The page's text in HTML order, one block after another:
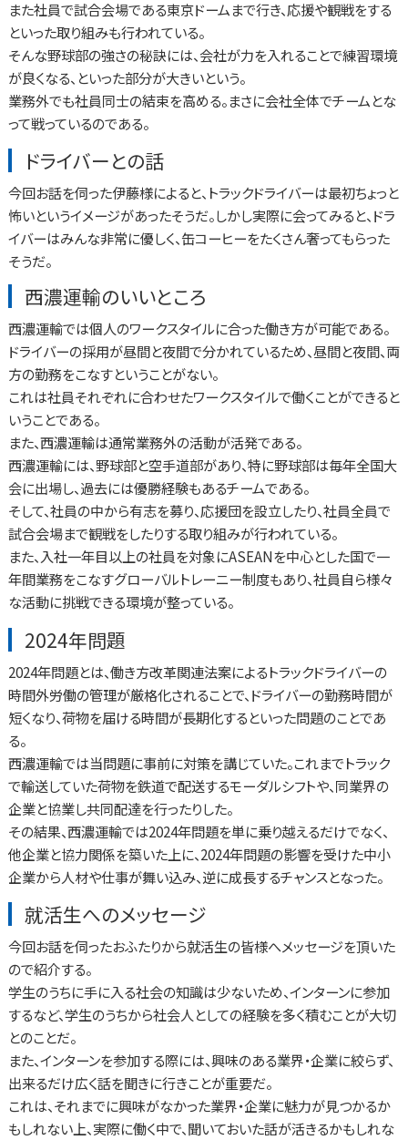
また社員で試合会場である東京ドームまで行き、応援や観戦をする
といった取り組みも行われている。
そんな野球部の強さの秘訣には、会社が力を入れることで練習環境
が良くなる、といった部分が大きいという。
業務外でも社員同士の結束を高める。まさに会社全体でチームとな
って戦っているのである。
ドライバーとの話
今回お話を伺った伊藤様によると、トラックドライバーは最初ちょっと
怖いというイメージがあったそうだ。しかし実際に会ってみると、ドラ
イバーはみんな非常に優しく、缶コーヒーをたくさん奢ってもらった
そうだ。
西濃運輸のいいところ
西濃運輸では個人のワークスタイルに合った働き方が可能である。
ドライバーの採用が昼間と夜間で分かれているため、昼間と夜間、両
方の勤務をこなすということがない。
これは社員それぞれに合わせたワークスタイルで働くことができると
いうことである。
また、西濃運輸は通常業務外の活動が活発である。
西濃運輸には、野球部と空手道部があり、特に野球部は毎年全国大
会に出場し、過去には優勝経験もあるチームである。
そして、社員の中から有志を募り、応援団を設立したり、社員全員で
試合会場まで観戦をしたりする取り組みが行われている。
また、入社一年目以上の社員を対象にASEANを中心とした国で一
年間業務をこなすグローバルトレーニー制度もあり、社員自ら様々
な活動に挑戦できる環境が整っている。
2024年問題
2024年問題とは、働き方改革関連法案によるトラックドライバーの
時間外労働の管理が厳格化されることで、ドライバーの勤務時間が
短くなり、荷物を届ける時間が長期化するといった問題のことであ
る。
西濃運輸では当問題に事前に対策を講じていた。これまでトラック
で輸送していた荷物を鉄道で配送するモーダルシフトや、同業界の
企業と協業し共同配達を行ったりした。
その結果、西濃運輸では2024年問題を単に乗り越えるだけでなく、
他企業と協力関係を築いた上に、2024年問題の影響を受けた中小
企業から人材や仕事が舞い込み、逆に成長するチャンスとなった。
就活生へのメッセージ
今回お話を伺ったおふたりから就活生の皆様へメッセージを頂いた
ので紹介する。
学生のうちに手に入る社会の知識は少ないため、インターンに参加
するなど、学生のうちから社会人としての経験を多く積むことが大切
とのことだ。
また、インターンを参加する際には、興味のある業界・企業に絞らず、
出来るだけ広く話を聞きに行きことが重要だ。
これは、それまでに興味がなかった業界・企業に魅力が見つかるか
もしれない上、実際に働く中で、聞いておいた話が活きるかもしれな